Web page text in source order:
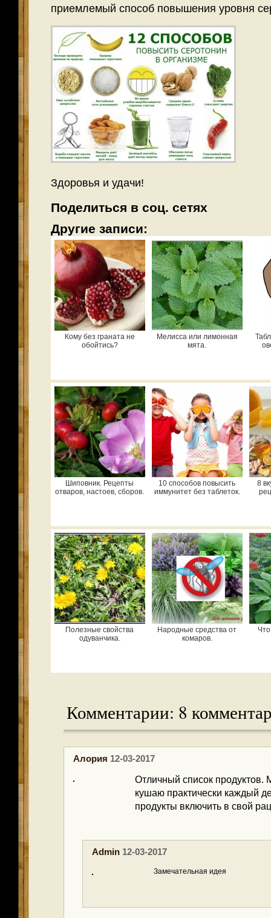
приемлемый способ повышения уровня
Здоровья и удачи!
Поделиться в соц. сетях
Другие записи:
Кому без граната не
обойтись?
Мелисса или лимонная
мята.
Шиповник. Рецепты
отваров, настоев, сборов.
10 способов повысить
иммунитет без таблеток.
8
Полезные свойства
одуванчика.
Народные средства от
комаров.
Комментарии: 8
Алория 12-03-2017
Отличный список продуктов.
кушаю практически каждый
продукты включить в свой
Admin 12-03-2017
Замечательная идея